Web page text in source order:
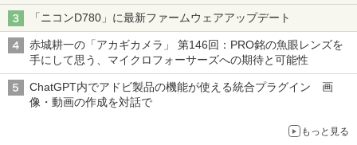
「ニコンD780」に最新ファームウェアアップデート
赤城耕一の「アカギカメラ」 第146回：PRO銘の魚眼レンズを
手にして思う、マイクロフォーサーズへの期待と可能性
ChatGPT内でアドビ製品の機能が使える統合プラグイン 画
像・動画の作成を対話で
もっと見る